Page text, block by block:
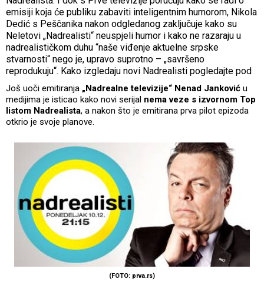
emisiji koja će publiku zabaviti inteligentnim humorom, Nikola
Dedić s Peščanika nakon odgledanog zaključuje kako su
Neletovi „Nadrealisti“ neuspjeli humor i kako ne razaraju u
nadrealističkom duhu “naše viđenje aktuelne srpske
stvarnosti“ nego je, upravo suprotno – „savršeno
reprodukuju“. Kako izgledaju novi Nadrealisti pogledajte pod
Još uoči emitiranja „Nadrealne televizije“ Nenad Janković u
medijima je isticao kako novi serijal nema veze s izvornom Top
listom Nadrealista, a nakon što je emitirana prva pilot epizoda
otkrio je svoje planove.
(FOTO: prva.rs)